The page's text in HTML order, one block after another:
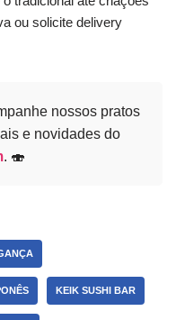
ou solicite delivery
nossos pratos
e novidades do
. 🍣
KEIK SUSHI BAR